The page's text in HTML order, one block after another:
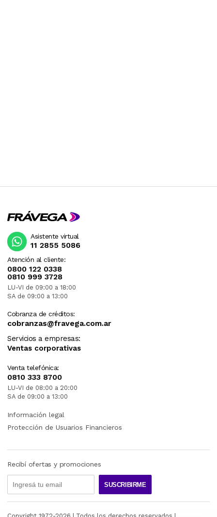
Atención al cliente:
0800 122 0338
0810 999 3728
LU-VI de 09:00 a 18:00
SA de 09:00 a 13:00
Cobranza de créditos:
cobranzas@fravega.com.ar
Servicios a empresas:
Ventas corporativas
Venta telefónica:
0810 333 8700
LU-VI de 08:00 a 20:00
SA de 09:00 a 13:00
Asistente virtual
11 2855 5086
Información legal
Protección de Usuarios Financieros
Recibí ofertas y promociones
SUSCRIBIRME